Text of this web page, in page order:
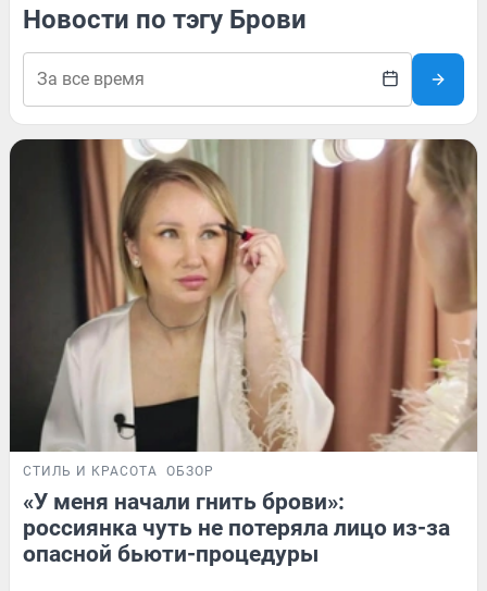
Новости по тэгу Брови
СТИЛЬ И КРАСОТА ОБЗОР
«У меня начали гнить брови»:
россиянка чуть не потеряла лицо из-за
опасной бьюти-процедуры